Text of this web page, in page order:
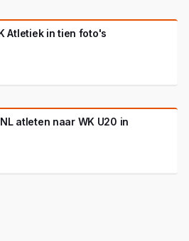
Atletiek in tien foto's
atleten naar WK U20 in